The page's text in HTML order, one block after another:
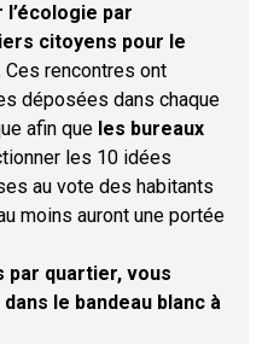
par
citoyens pour le
Ces rencontres ont
déposées dans chaque
afin que les bureaux
les 10 idées
au vote des habitants
moins auront une portée
quartier, vous
le bandeau blanc à